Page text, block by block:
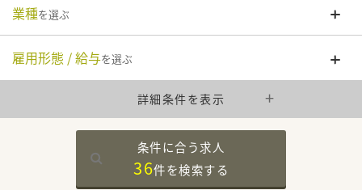
業種を選ぶ
雇用形態 / 給与を選ぶ
詳細条件を表示
条件に合う求人
36件を検索する